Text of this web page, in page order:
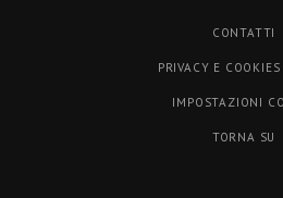
CONTATTI
PRIVACY E
IMPOSTAZIONI
TORNA SU